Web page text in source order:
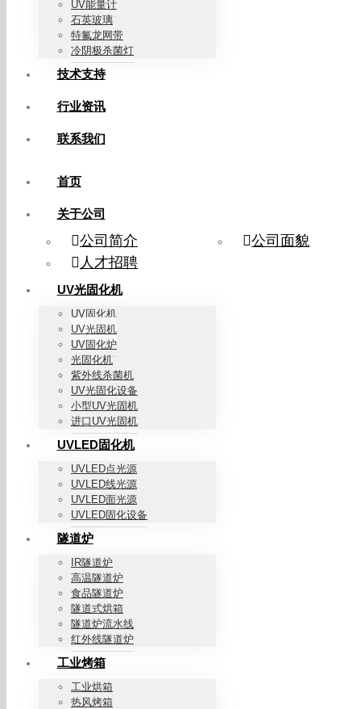
UV能量计
石英玻璃
特氟龙网带
冷阴极杀菌灯
技术支持
行业资讯
联系我们
首页
关于公司
公司简介
公司面貌
人才招聘
UV光固化机
UV固化机
UV光固机
UV固化炉
光固化机
紫外线杀菌机
UV光固化设备
小型UV光固机
进口UV光固机
UVLED固化机
UVLED点光源
UVLED线光源
UVLED面光源
UVLED固化设备
隧道炉
IR隧道炉
高温隧道炉
食品隧道炉
隧道式烘箱
隧道炉流水线
红外线隧道炉
工业烤箱
工业烘箱
热风烤箱